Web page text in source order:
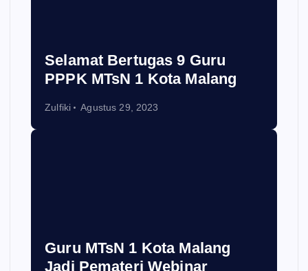
Selamat Bertugas 9 Guru
PPPK MTsN 1 Kota Malang
Zulfiki Agustus 29, 2023
Guru MTsN 1 Kota Malang
Jadi Pemateri Webinar